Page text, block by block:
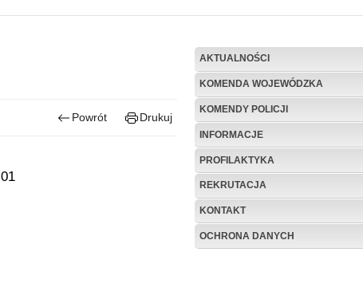
Powrót Drukuj
AKTUALNOŚCI
KOMENDA WOJEWÓDZKA
KOMENDY POLICJI
INFORMACJE
PROFILAKTYKA
REKRUTACJA
KONTAKT
OCHRONA DANYCH